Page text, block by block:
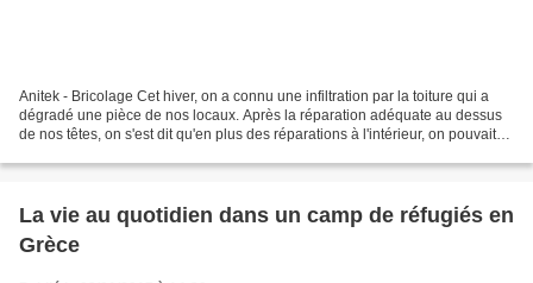
Anitek - Bricolage Cet hiver, on a connu une infiltration par la toiture qui a
dégradé une pièce de nos locaux. Après la réparation adéquate au dessus
de nos têtes, on s'est dit qu'en plus des réparations à l'intérieur, on pouvait
La vie au quotidien dans un camp de réfugiés en
Grèce